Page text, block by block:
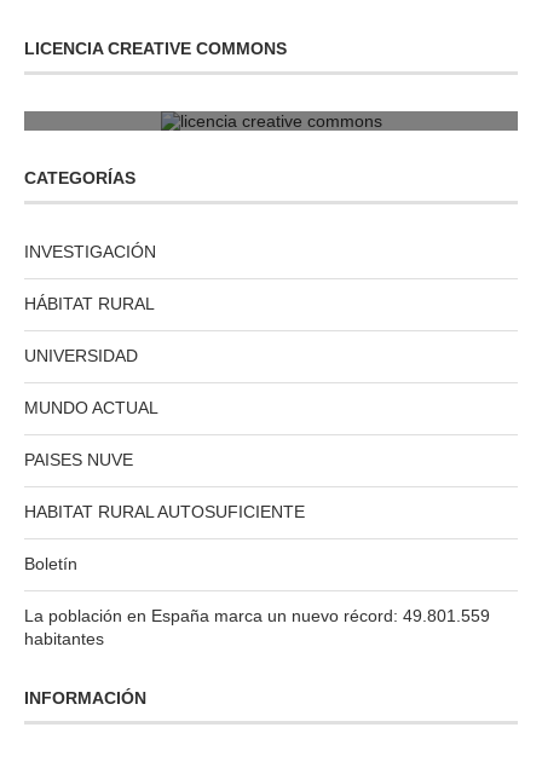
LICENCIA CREATIVE COMMONS
CATEGORÍAS
INVESTIGACIÓN
HÁBITAT RURAL
UNIVERSIDAD
MUNDO ACTUAL
PAISES NUVE
HABITAT RURAL AUTOSUFICIENTE
Boletín
La población en España marca un nuevo récord: 49.801.559
habitantes
INFORMACIÓN